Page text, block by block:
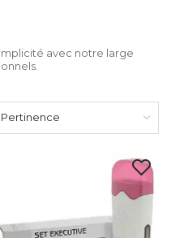
avec notre large
Pertinence